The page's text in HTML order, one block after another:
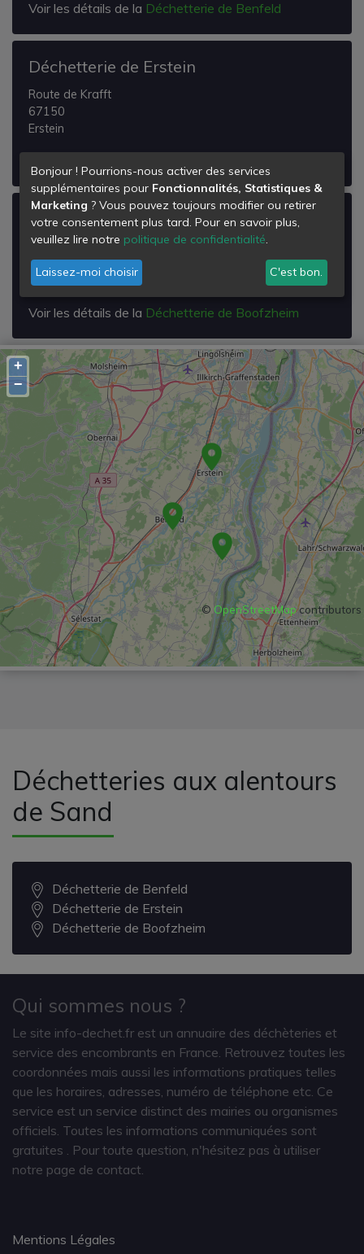
Voir les détails de la Déchetterie de Benfeld
Déchetterie de Erstein
Route de Krafft
67150
Erstein
Déchetterie de Boofzheim
Rue de Daubensand
67860
Boofzheim
Voir les détails de la Déchetterie de Boofzheim
+
−
© OpenStreetMapcontributors
Déchetteries aux alentours
de Sand
Déchetterie de Benfeld
Déchetterie de Erstein
Déchetterie de Boofzheim
Qui sommes nous ?
Le site info-dechet.fr est un annuaire des déchèteries et
service des encombrants en France. Retrouvez toutes les
coordonnées mais aussi les informations pratiques telles
que les horaires, adresses, numéro de téléphone etc. Ce
service est un service distinct des mairies ou organismes
officiels. Toutes les informations communiquées sont
gratuites
. Pour toute question, n'hésitez pas à utiliser
notre page de contact.
Mentions Légales
Bonjour ! Pourrions-nous activer des services
supplémentaires pour Fonctionnalités, Statistiques &
Marketing ? Vous pouvez toujours modifier ou retirer
votre consentement plus tard. Pour en savoir plus,
veuillez lire notre politique de confidentialité.
Laissez-moi choisir C'est bon.